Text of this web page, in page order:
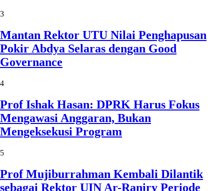
3
Mantan Rektor UTU Nilai Penghapusan
Pokir Abdya Selaras dengan Good
Governance
4
Prof Ishak Hasan: DPRK Harus Fokus
Mengawasi Anggaran, Bukan
Mengeksekusi Program
5
Prof Mujiburrahman Kembali Dilantik
sebagai Rektor UIN Ar-Raniry Periode